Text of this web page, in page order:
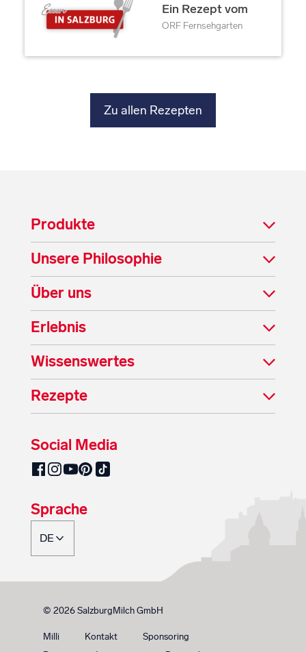
Ein Rezept vom
ORF Fernsehgarten
Zu allen Rezepten
Produkte
Unsere Philosophie
Über uns
Erlebnis
Wissenswertes
Rezepte
Social Media
SalzburgMilch auf Facebook
SalzburgMilch auf Instagram
SalzburgMilch auf YouTube
SalzburgMilch auf Pinterest
SalzburgMilch auf TikTok
Sprache
© 2026 SalzburgMilch GmbH
Milli Kontakt
Sponsoring